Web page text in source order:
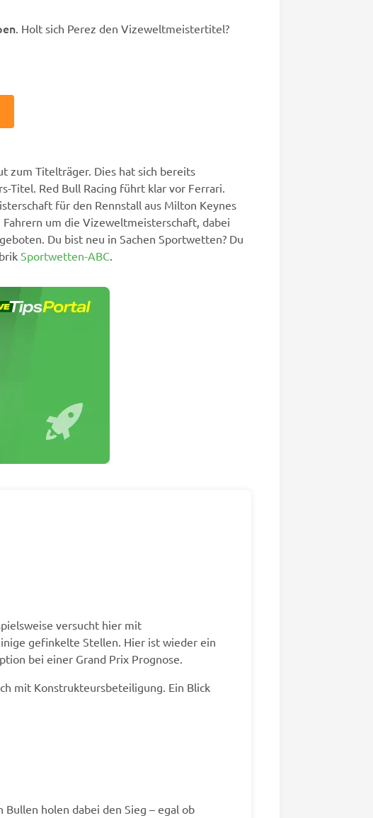
. Holt sich Perez den Vizeweltmeistertitel?
zum Titelträger. Dies hat sich bereits
Titel. Red Bull Racing führt klar vor Ferrari.
für den Rennstall aus Milton Keynes
um die Vizeweltmeisterschaft, dabei
Du bist neu in Sachen Sportwetten? Du
Sportwetten-ABC.
versucht hier mit
gefinkelte Stellen. Hier ist wieder ein
bei einer Grand Prix Prognose.
mit Konstrukteursbeteiligung. Ein Blick
Bullen holen dabei den Sieg – egal ob